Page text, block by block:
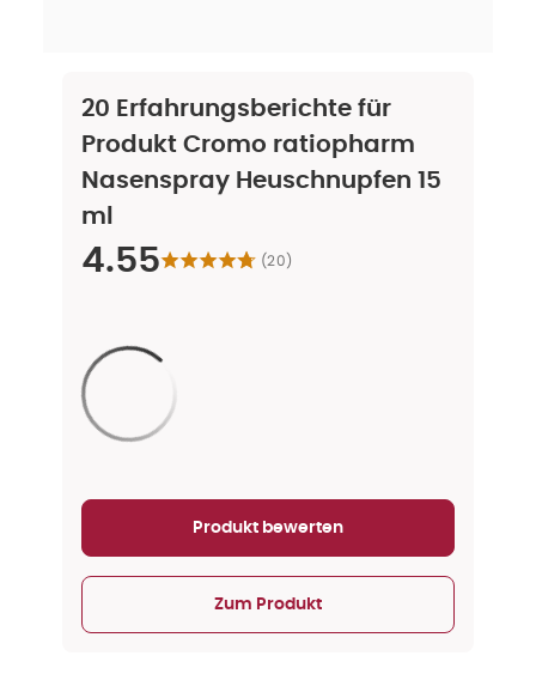
20 Erfahrungsberichte für
Produkt Cromo ratiopharm
Nasenspray Heuschnupfen 15
ml
4.55 (20)
Aktualisieren...
Produkt bewerten
Zum Produkt